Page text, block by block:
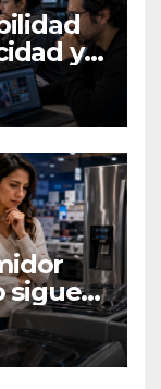
y
por
sigue